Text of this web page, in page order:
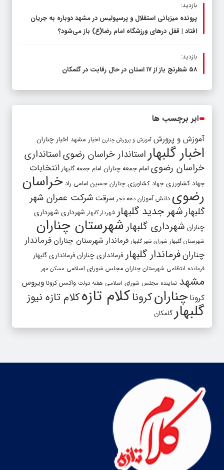
بازدید:
پرونده میزبانی استقلال و پرسپولیس در مشهد دوباره به جریان
افتاد | قفل در‌های ورزشگاه امام رضا(ع) باز می‌شود؟
بازدید:
۵۸ شطرنج‌ باز از ۱۷ استان در حال رقابت در گلمکان
ابر برچسب ها
آموزش و پرورش آموزش و پرورش چنارن اخبار مشهد اخبار چناران
اخبار گلبهار استاندار خراسان رضویاستانداری
خراسان رضوی امام جمعه چناران امام جمعه گلبهار انتخابات
جهاد کشاورزی جهاد کشاورزی چناران حسین امامی راد خراسان
رضوی دانش آموزان دهه فجر سرقت شرکت عمران شهر
گلبهارشهر جدید گلبهار شهردار گلبهار شهرداری شهرداری
چناران شهرداری گلبهار شهرستان چناران
شهرستان گلبهار شورای شهر گلبهار فرماندار شهرستان چناران فرماندار
چنارانفرماندار گلبهار فرمانداری چنارانفرمانداری گلبهار
فرمانده انتظامی شهرستان چناران مجلس شورای اسلامی مسکن مهر
مشهد نماینده مجلس شورای اسلامی هفته دولت واکسن کرونا ویروس
کرونا چنارانکروناکلام تازهکلام تازه نیوز
گلبهارگلمکان